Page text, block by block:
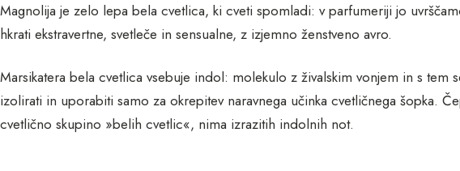
Magnolija je zelo lepa bela cvetlica, ki cveti spomladi: v parfumeriji jo
hkrati ekstravertne, svetleče in sensualne, z izjemno ženstveno avro.
Marsikatera bela cvetlica vsebuje indol: molekulo z živalskim vonjem in s tem
izolirati in uporabiti samo za okrepitev naravnega učinka cvetličnega šopka.
cvetlično skupino »belih cvetlic«, nima izrazitih indolnih not.